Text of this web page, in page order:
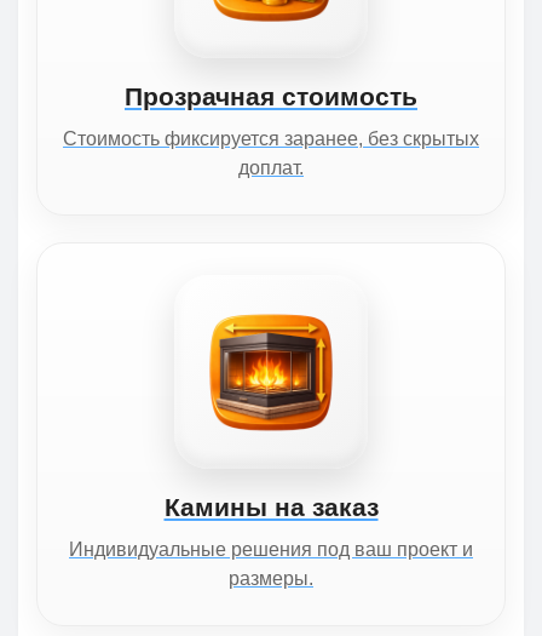
Прозрачная стоимость
Стоимость фиксируется заранее, без скрытых
доплат.
Камины на заказ
Индивидуальные решения под ваш проект и
размеры.